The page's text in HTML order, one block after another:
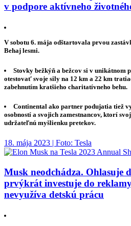
v podpore aktívneho
V sobotu 6. mája odštartovala prvou
Behaj lesmi.
Stovky bežkýň a bežcov si v unikátnom
otestovať svoje sily na 12 km a 22 km
zabehnutím kratšieho charitatívneho behu.
Continental ako partner podujatia tiež
osobností a svojich zamestnancov, ktorí
udržateľnú myšlienku pretekov.
18. mája 2023 | Foto: Tesla
Musk neodchádza. Ohlasuje
prvýkrát investuje do
nevyužíva detskú prácu